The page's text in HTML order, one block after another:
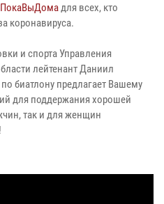
для всех, кто
коронавируса.
и спорта Управления
лейтенант Даниил
биатлону предлагает Вашему
для поддержания хорошей
так и для женщин